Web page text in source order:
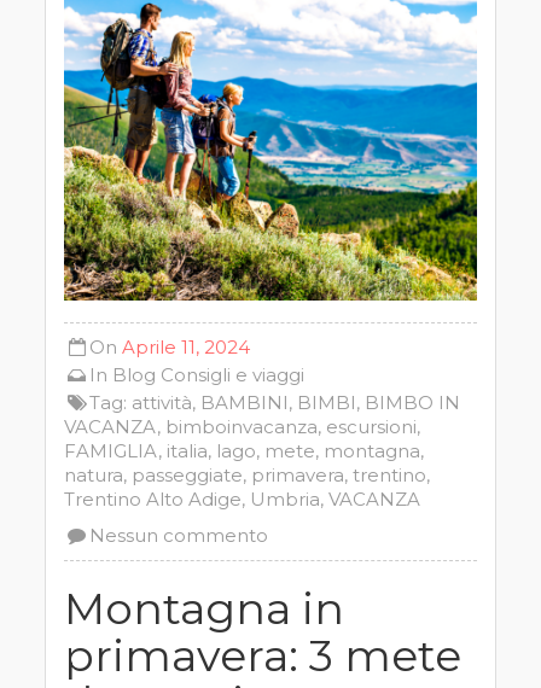
OnAprile 11, 2024
In Blog Consigli e viaggi
Tag: attività, BAMBINI, BIMBI, BIMBO IN
VACANZA, bimboinvacanza, escursioni,
FAMIGLIA, italia, lago, mete, montagna,
natura, passeggiate, primavera,trentino,
Trentino Alto Adige, Umbria,VACANZA
Nessun commento
Montagna in
primavera: 3 mete